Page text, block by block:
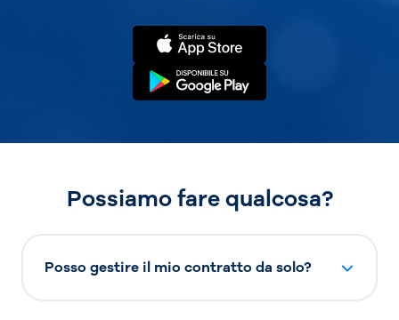
Possiamo fare qualcosa?
Posso gestire il mio contratto da solo?